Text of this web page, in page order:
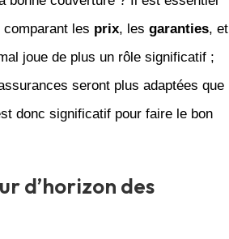
comparant les prix, les garanties, et
joue de plus un rôle significatif ;
seront plus adaptées que
donc significatif pour faire le bon
d’horizon des